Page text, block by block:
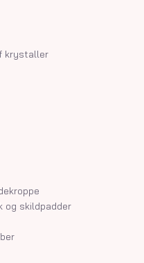
krystaller
og skildpadder